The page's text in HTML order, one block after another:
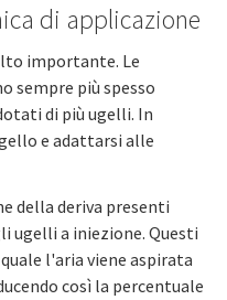
di applicazione
importante. Le
sempre più spesso
di più ugelli. In
e adattarsi alle
della deriva presenti
ugelli a iniezione. Questi
l'aria viene aspirata
così la percentuale